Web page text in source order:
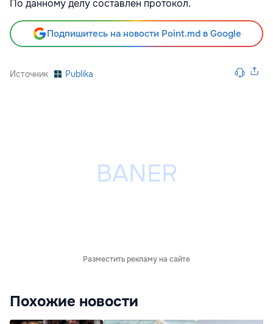
По данному делу составлен протокол.
Подпишитесь на новости Point.md в Google
Источник Publika
Разместить рекламу на сайте
Похожие новости